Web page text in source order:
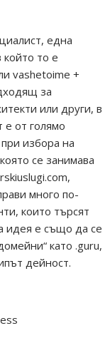
една
то е
vashetoime +
за
или други, в
е от голямо
избора на
се занимава
много по-
които търсят
идея е също да се
като .guru,
дейност.